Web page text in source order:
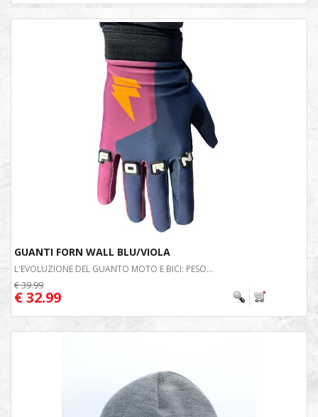
GUANTI FORN WALL BLU/VIOLA
L'EVOLUZIONE DEL GUANTO MOTO E BICI: PESO...
€ 39.99
€ 32.99